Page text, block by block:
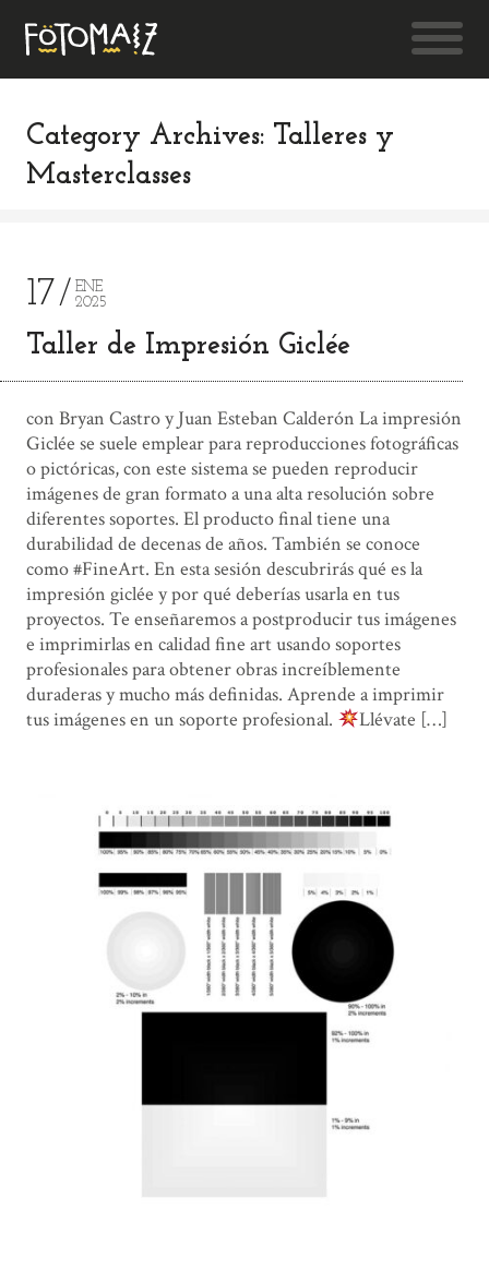
Category Archives: Talleres y
Masterclasses
17
ENE
2025
Taller de Impresión Giclée
con Bryan Castro y Juan Esteban Calderón La impresión
Giclée se suele emplear para reproducciones fotográficas
o pictóricas, con este sistema se pueden reproducir
imágenes de gran formato a una alta resolución sobre
diferentes soportes. El producto final tiene una
durabilidad de decenas de años. También se conoce
como #FineArt. En esta sesión descubrirás qué es la
impresión giclée y por qué deberías usarla en tus
proyectos. Te enseñaremos a postproducir tus imágenes
e imprimirlas en calidad fine art usando soportes
profesionales para obtener obras increíblemente
duraderas y mucho más definidas. Aprende a imprimir
tus imágenes en un soporte profesional.
Llévate […]